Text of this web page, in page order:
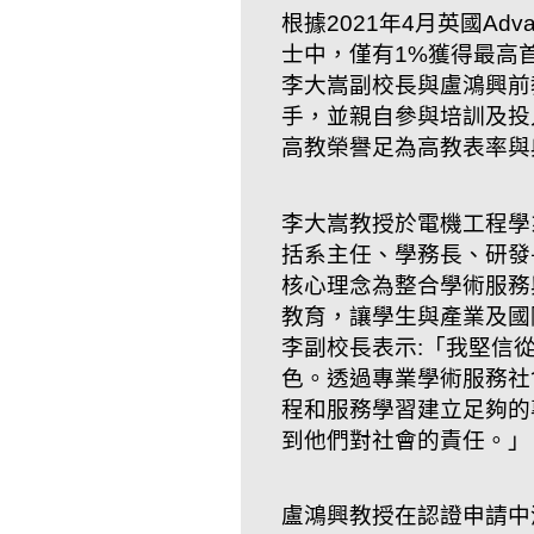
根據2021年4月英國
士中，僅有1%獲得最高
李大嵩副校長與盧鴻興
手，並親自參與培訓及
高教榮譽足為高教表率
李大嵩教授於電機工程
括系主任、學務長、研
核心理念為整合學術服
教育，讓學生與產業及
李副校長表示:「我堅信
色。透過專業學術服務
程和服務學習建立足夠
到他們對社會的責任。」
盧鴻興教授在認證申請